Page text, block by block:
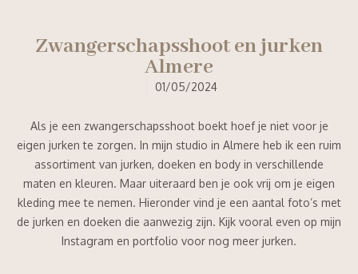
Zwangerschapsshoot en jurken
Almere
01/05/2024
Als je een zwangerschapsshoot boekt hoef je niet voor je
eigen jurken te zorgen. In mijn studio in Almere heb ik een ruim
assortiment van jurken, doeken en body in verschillende
maten en kleuren. Maar uiteraard ben je ook vrij om je eigen
kleding mee te nemen. Hieronder vind je een aantal foto’s met
de jurken en doeken die aanwezig zijn. Kijk vooral even op mijn
Instagram en portfolio voor nog meer jurken.